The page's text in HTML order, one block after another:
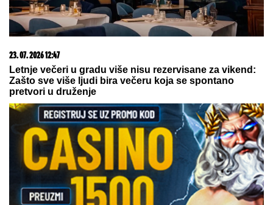
09. 08. 2026 05:31
Požar u Peščari i dalje bukti: Helikopteri gase